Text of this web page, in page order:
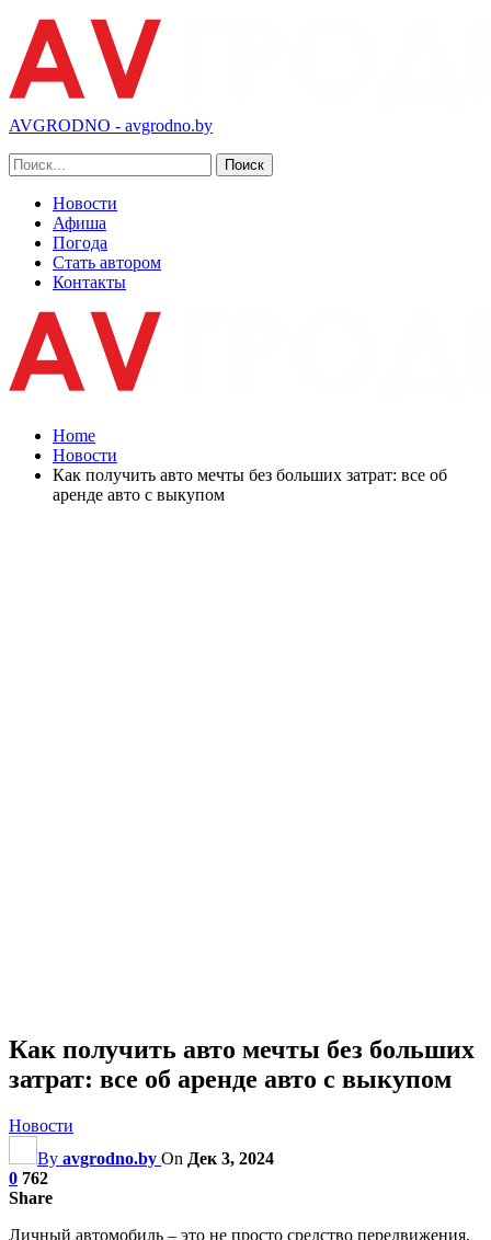
AVGRODNO - avgrodno.by
Новости
Афиша
Погода
Стать автором
Контакты
Home
Новости
Как получить авто мечты без больших затрат: все об
аренде авто с выкупом
Как получить авто мечты без больших
затрат: все об аренде авто с выкупом
Новости
By avgrodno.by On Дек 3, 2024
0 762
Share
Личный автомобиль – это не просто средство передвижения,